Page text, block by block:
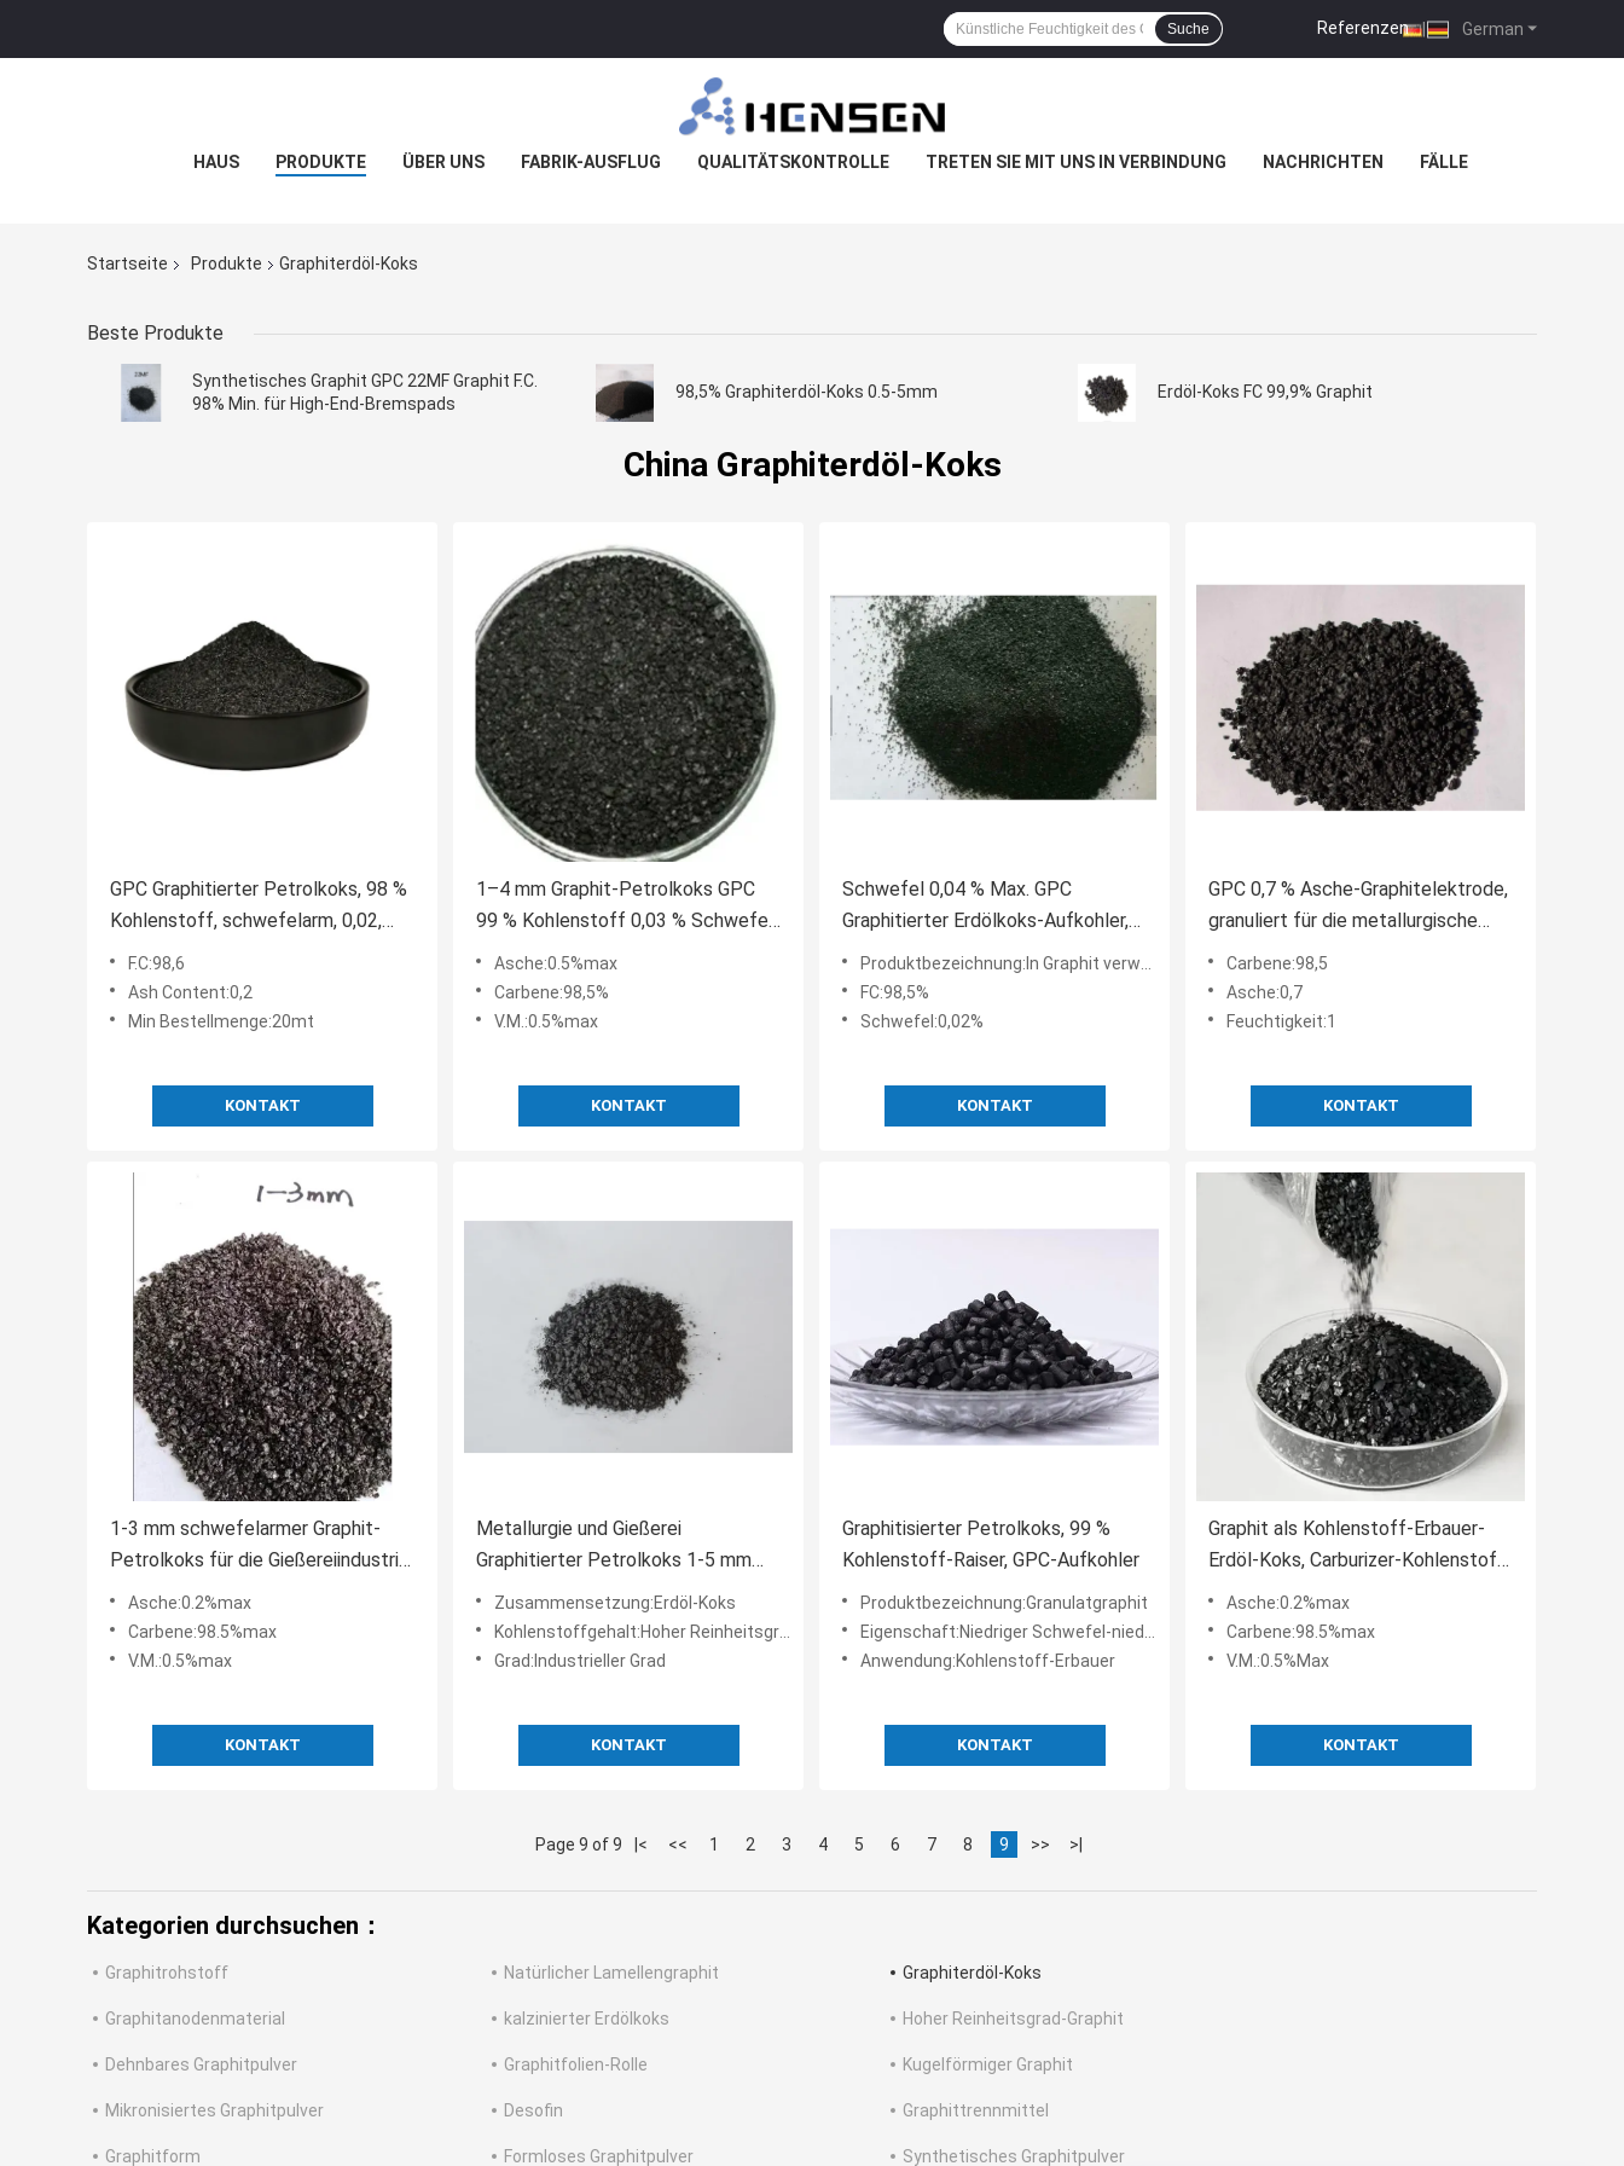
German
Referenzen |
Suche
HAUS PRODUKTE ÜBER UNS FABRIK-AUSFLUG QUALITÄTSKONTROLLE TRETEN SIE MIT UNS IN VERBINDUNG NACHRICHTEN FÄLLE
Startseite Produkte Graphiterdöl-Koks
Beste Produkte
Synthetisches Graphit GPC 22MF Graphit F.C.
98% Min. für High-End-Bremspads
98,5% Graphiterdöl-Koks 0.5-5mm Erdöl-Koks FC 99,9% Graphit
China Graphiterdöl-Koks
GPC Graphitierter Petrolkoks, 98 %
Kohlenstoff, schwefelarm, 0,02,
China-Lieferant
F.C:98,6
Ash Content:0,2
Min Bestellmenge:20mt
KONTAKT
1–4 mm Graphit-Petrolkoks GPC
99 % Kohlenstoff 0,03 % Schwefel
0,01 % GPC Kohlenstoff-Raiser
Asche:0.5%max
Carbene:98,5%
V.M.:0.5%max
KONTAKT
Schwefel 0,04 % Max. GPC
Graphitierter Erdölkoks-Aufkohler,
Größe 0,2–1 mm
Produktbezeichnung:In Graphit verwandelter Erdöl-Koks GPC
FC:98,5%
Schwefel:0,02%
KONTAKT
GPC 0,7 % Asche-Graphitelektrode,
granuliert für die metallurgische
Industrie FC98,5 % MIN
Carbene:98,5
Asche:0,7
Feuchtigkeit:1
KONTAKT
1-3 mm schwefelarmer Graphit-
Petrolkoks für die Gießereiindustrie
(GPC)
Asche:0.2%max
Carbene:98.5%max
V.M.:0.5%max
KONTAKT
Metallurgie und Gießerei
Graphitierter Petrolkoks 1-5 mm
China
Zusammensetzung:Erdöl-Koks
Kohlenstoffgehalt:Hoher Reinheitsgrad
Grad:Industrieller Grad
KONTAKT
Graphitisierter Petrolkoks, 99 %
Kohlenstoff-Raiser, GPC-Aufkohler
Produktbezeichnung:Granulatgraphit
Eigenschaft:Niedriger Schwefel-niedriger Stickstoff
Anwendung:Kohlenstoff-Erbauer
KONTAKT
Graphit als Kohlenstoff-Erbauer-
Erdöl-Koks, Carburizer-Kohlenstoff-
Zusätze
Asche:0.2%max
Carbene:98.5%max
V.M.:0.5%Max
KONTAKT
Page 9 of 9 |< << 1 2 3 4 5 6 7 8 9 >> >|
Kategorien durchsuchen：
Graphitrohstoff Natürlicher Lamellengraphit Graphiterdöl-Koks
Graphitanodenmaterial kalzinierter Erdölkoks Hoher Reinheitsgrad-Graphit
Dehnbares Graphitpulver Graphitfolien-Rolle Kugelförmiger Graphit
Mikronisiertes Graphitpulver Desofin Graphittrennmittel
Graphitform Formloses Graphitpulver Synthetisches Graphitpulver